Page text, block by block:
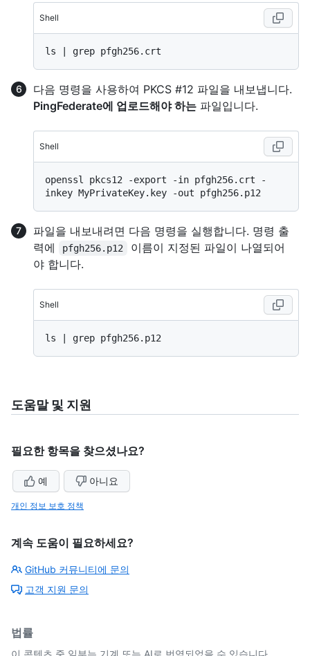
Shell
다음 명령을 사용하여 PKCS #12 파일을 내보냅니다.
PingFederate에 업로드해야 하는 파일입니다.
Shell
openssl pkcs12 -export -in pfgh256.crt -
파일을 내보내려면 다음 명령을 실행합니다. 명령 출
력에
pfgh256.p12
이름이 지정된 파일이 나열되어
야 합니다.
Shell
도움말 및 지원
필요한 항목을 찾으셨나요?
예 아니요
개인 정보 보호 정책
계속 도움이 필요하세요?
GitHub 커뮤니티에 문의
고객 지원 문의
법률
이 콘텐츠 중 일부는 기계 또는 AI로 번역되었을 수 있습니다.